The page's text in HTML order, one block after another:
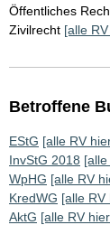
Öffentliches
Zivilrecht [alle
Betroffene
EStG [alle RV
InvStG 2018
WpHG [alle RV
KredWG [alle RV
AktG [alle RV